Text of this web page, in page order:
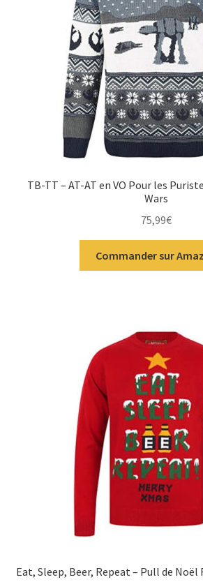
TB-TT – AT-AT en VO Pour les
Wars
75,99€
Commander sur
Eat, Sleep, Beer, Repeat – Pull de